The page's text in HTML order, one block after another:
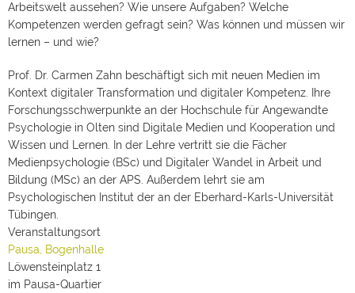
Arbeitswelt aussehen? Wie unsere Aufgaben? Welche
Kompetenzen werden gefragt sein? Was können und müssen wir
lernen – und wie?
Prof. Dr. Carmen Zahn beschäftigt sich mit neuen Medien im
Kontext digitaler Transformation und digitaler Kompetenz. Ihre
Forschungsschwerpunkte an der Hochschule für Angewandte
Psychologie in Olten sind Digitale Medien und Kooperation und
Wissen und Lernen. In der Lehre vertritt sie die Fächer
Medienpsychologie (BSc) und Digitaler Wandel in Arbeit und
Bildung (MSc) an der APS. Außerdem lehrt sie am
Psychologischen Institut der an der Eberhard-Karls-Universität
Tübingen.
Veranstaltungsort
Pausa, Bogenhalle
Löwensteinplatz 1
im Pausa-Quartier